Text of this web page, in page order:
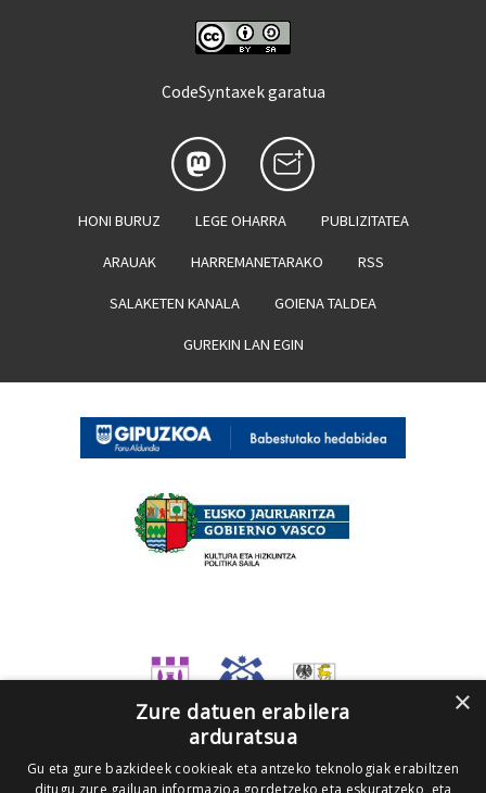
CodeSyntaxek garatua
HONI BURUZ LEGE OHARRA PUBLIZITATEA
ARAUAK HARREMANETARAKO RSS
SALAKETEN KANALA GOIENA TALDEA
GUREKIN LAN EGIN
×
Zure datuen erabilera
arduratsua
Gu eta gure bazkideek cookieak eta antzeko teknologiak erabiltzen
ditugu zure gailuan informazioa gordetzeko eta eskuratzeko, eta